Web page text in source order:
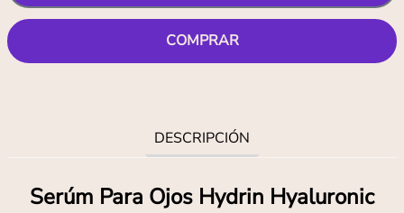
COMPRAR
DESCRIPCIÓN
Serúm Para Ojos Hydrin Hyaluronic